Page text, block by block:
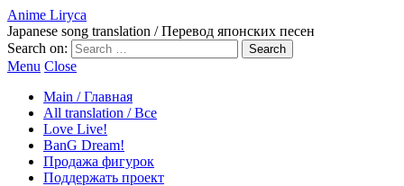
Anime Liryca
Japanese song translation / Перевод японских песен
Search on:
Menu Close
Main / Главная
All translation / Все
Love Live!
BanG Dream!
Продажа фигурок
Поддержать проект